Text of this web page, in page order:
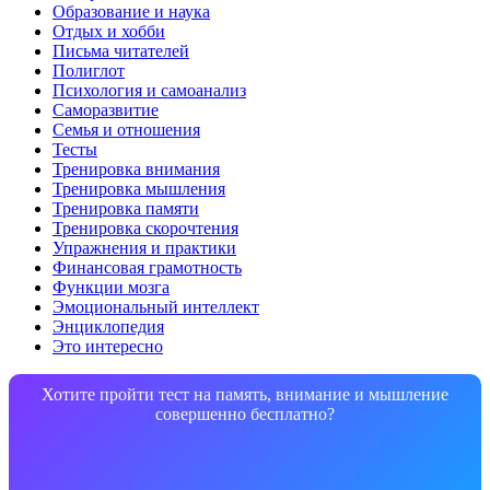
Образование и наука
Отдых и хобби
Письма читателей
Полиглот
Психология и самоанализ
Саморазвитие
Семья и отношения
Тесты
Тренировка внимания
Тренировка мышления
Тренировка памяти
Тренировка скорочтения
Упражнения и практики
Финансовая грамотность
Функции мозга
Эмоциональный интеллект
Энциклопедия
Это интересно
Хотите пройти тест на память, внимание и мышление
совершенно бесплатно?